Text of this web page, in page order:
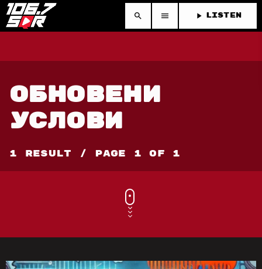
search menu play_arrow LISTEN
ОБНОВЕНИ
УСЛОВИ
1 Result / Page 1 of 1